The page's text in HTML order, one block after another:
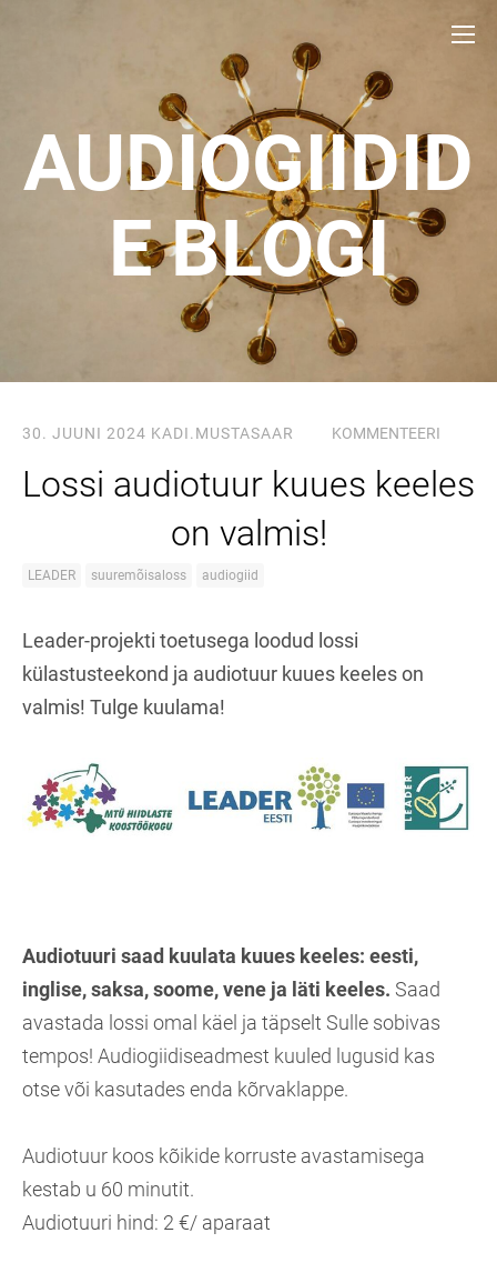
AUDIOGIIDID
E BLOGI
30. JUUNI 2024 KADI.MUSTASAAR KOMMENTEERI
Lossi audiotuur kuues keeles
on valmis!
LEADER suuremõisaloss audiogiid
Leader-projekti toetusega loodud lossi
külastusteekond ja audiotuur kuues keeles on
valmis! Tulge kuulama!
Audiotuuri saad kuulata kuues keeles: eesti,
inglise, saksa, soome, vene ja läti keeles. Saad
avastada lossi omal käel ja täpselt Sulle sobivas
tempos! Audiogiidiseadmest kuuled lugusid kas
otse või kasutades enda kõrvaklappe.
Audiotuur koos kõikide korruste avastamisega
kestab u 60 minutit.
Audiotuuri hind: 2 €/ aparaat